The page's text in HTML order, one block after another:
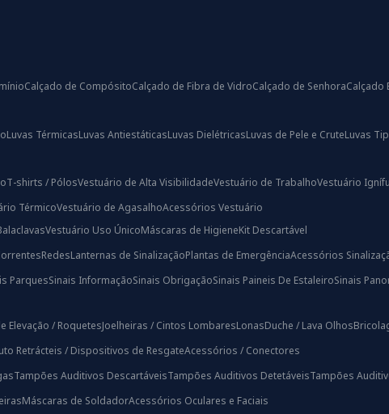
Calçado de CompósitoCalçado de Fibra de VidroCalçado de SenhoraCalçado
Luvas TérmicasLuvas AntiestáticasLuvas DielétricasLuvas de Pele e CruteLuvas
T-shirts / PólosVestuário de Alta VisibilidadeVestuário de TrabalhoVestuário
TérmicoVestuário de AgasalhoAcessórios Vestuário
Vestuário Uso ÚnicoMáscaras de HigieneKit Descartável
RedesLanternas de SinalizaçãoPlantas de EmergênciaAcessórios
ParquesSinais InformaçãoSinais ObrigaçãoSinais Paineis De EstaleiroSinais
Elevação / RoquetesJoelheiras / Cintos LombaresLonasDuche / Lava Olhos
Retrácteis / Dispositivos de ResgateAcessórios / Conectores
Tampões Auditivos DescartáveisTampões Auditivos DetetáveisTampões
Máscaras de SoldadorAcessórios Oculares e Faciais